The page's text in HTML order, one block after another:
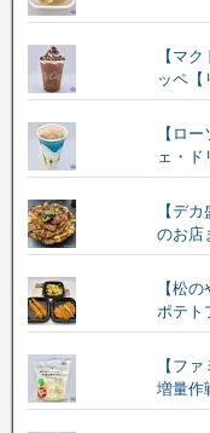
【マ
ッペ【
【ロ
ェ・ド
【デ
のお店
【松
ポテト
【フ
増量作